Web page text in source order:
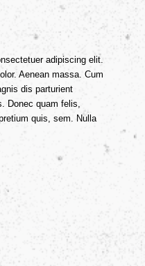
adipiscing elit.
Aenean massa. Cum
dis parturient
Donec quam felis,
quis, sem. Nulla